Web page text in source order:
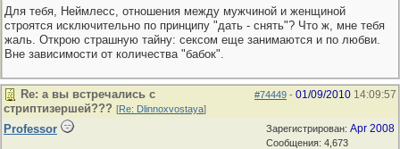
Для тебя, Неймлесс, отношения между мужчиной и женщиной
строятся исключительно по принципу "дать - снять"? Что ж, мне тебя
жаль. Открою страшную тайну: сексом еще занимаются и по любви.
Вне зависимости от количества "бабок".
#74449 - 01/09/2010 14:09:57
Re: а вы встречались с
стриптизершей??? [Re: Dlinnoxvostaya]
Зарегистрирован: Apr 2008
Сообщения: 4,673
Professor